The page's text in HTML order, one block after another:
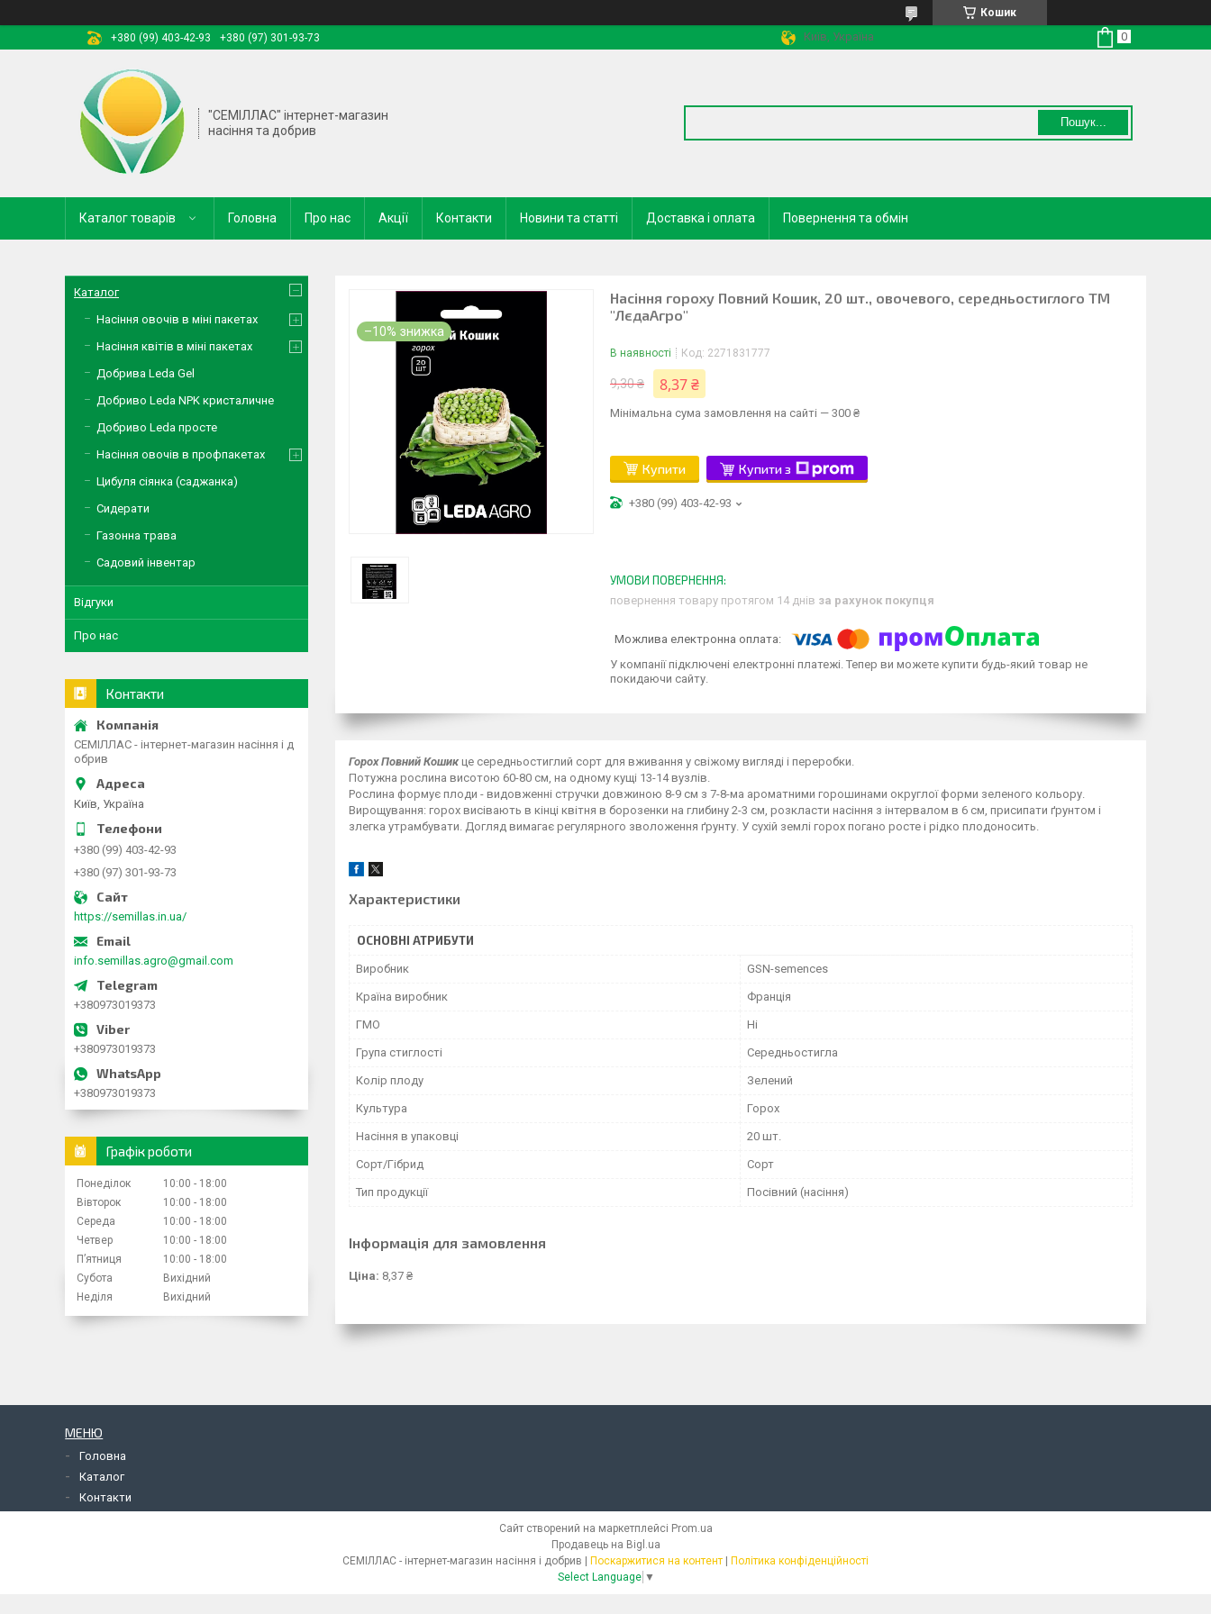
Кошик
+380 (99) 403-42-93
+380 (97) 301-93-73 Київ, Україна
"СЕМІЛЛАС" інтернет-магазин
насіння та добрив
Пошук...
Каталог товарів Головна Про нас Акції Контакти Новини та статті Доставка і оплата Повернення та обмін
–10%
Насіння гороху Повний Кошик, 20 шт., овочевого, середньостиглого ТМ
"ЛєдаАгро"
В наявності Код: 2271831777
9,30 ₴ 8,37 ₴
Мінімальна сума замовлення на сайті — 300 ₴
Купити Купити з
+380 (99) 403-42-93
повернення товару протягом 14 днів за рахунок покупця
У компанії підключені електронні платежі. Тепер ви можете купити будь-який товар не
покидаючи сайту.
Горох Повний Кошик це середньостиглий сорт для вживання у свіжому вигляді і переробки.
Потужна рослина висотою 60-80 см, на одному кущі 13-14 вузлів.
Рослина формує плоди - видовженні стручки довжиною 8-9 см з 7-8-ма ароматними горошинами округлої форми зеленого кольору.
Вирощування: горох висівають в кінці квітня в борозенки на глибину 2-3 см, розкласти насіння з інтервалом в 6 см, присипати ґрунтом і
злегка утрамбувати. Догляд вимагає регулярного зволоження ґрунту. У сухій землі горох погано росте і рідко плодоносить.
Характеристики
ОСНОВНІ АТРИБУТИ
Виробник GSN-semences
Країна виробник Франція
ГМО Ні
Група стиглості Середньостигла
Колір плоду Зелений
Культура Горох
Насіння в упаковці 20 шт.
Сорт/Гібрид Сорт
Тип продукції Посівний (насіння)
Інформація для замовлення
Ціна: 8,37 ₴
Каталог
Насіння овочів в міні пакетах
Насіння квітів в міні пакетах
Добрива Leda Gel
Добриво Leda NPK кристаличне
Добриво Leda просте
Насіння овочів в профпакетах
Цибуля сіянка (саджанка)
Сидерати
Газонна трава
Садовий інвентар
Відгуки
Про нас
Контакти
СЕМІЛЛАС - інтернет-магазин насіння і д
обрив
Київ, Україна
+380 (99) 403-42-93
+380 (97) 301-93-73
https://semillas.in.ua/
info.semillas.agro@gmail.com
+380973019373
+380973019373
+380973019373
Графік роботи
Понеділок 10:00
18:00
Вівторок
10:00
18:00
Середа
10:00
18:00
Четвер
10:00
18:00
Пʼятниця
10:00
18:00
Субота
Вихідний
Неділя
Вихідний
МЕНЮ
Головна
Каталог
Контакти
Сайт створений на маркетплейсі Prom.ua
Продавець на Bigl.ua
СЕМІЛЛАС - інтернет-магазин насіння і добрив | Поскаржитися на контент | Політика конфіденційності
Select Language ▼